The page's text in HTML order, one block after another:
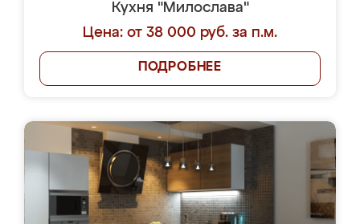
Кухня "Милослава"
Цена: от 38 000 руб. за п.м.
ПОДРОБНЕЕ